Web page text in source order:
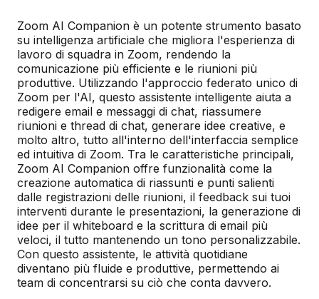
Zoom AI Companion è un potente strumento basato
su intelligenza artificiale che migliora l'esperienza di
lavoro di squadra in Zoom, rendendo la
comunicazione più efficiente e le riunioni più
produttive. Utilizzando l'approccio federato unico di
Zoom per l'AI, questo assistente intelligente aiuta a
redigere email e messaggi di chat, riassumere
riunioni e thread di chat, generare idee creative, e
molto altro, tutto all'interno dell'interfaccia semplice
ed intuitiva di Zoom. Tra le caratteristiche principali,
Zoom AI Companion offre funzionalità come la
creazione automatica di riassunti e punti salienti
dalle registrazioni delle riunioni, il feedback sui tuoi
interventi durante le presentazioni, la generazione di
idee per il whiteboard e la scrittura di email più
veloci, il tutto mantenendo un tono personalizzabile.
Con questo assistente, le attività quotidiane
diventano più fluide e produttive, permettendo ai
team di concentrarsi su ciò che conta davvero.